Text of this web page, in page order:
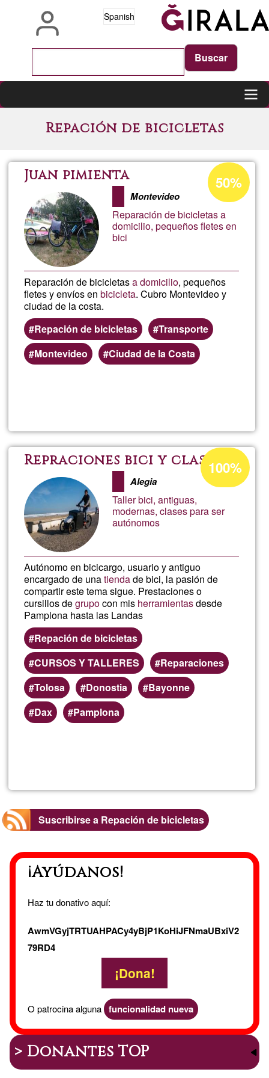
Spanish
navigation
Repación de bicicletas
Juan pimienta
Montevideo
Reparación de bicicletas a
domicilio, pequeños fletes en
bici
Reparación de bicicletasa domicilio, pequeños
fletes y envíos enbicicleta. Cubro Montevideo y
ciudad de la costa.
Repación de bicicletas
Transporte
Montevideo
Ciudad de la Costa
Porcentaje
de
aceptación
de
50%
Juan
Repraciones bici y clases
Alegia
Taller bici, antiguas,
modernas, clases para ser
autónomos
Autónomo en bicicargo, usuario y antiguo
encargado de unatiendade bici, la pasión de
compartir este tema sigue. Prestaciones o
cursillos degrupocon mis herramientasdesde
Pamplona hasta las Landas
Repación de bicicletas
CURSOS Y TALLERES
Reparaciones
Tolosa
Donostia
Bayonne
Dax
Pamplona
Porcentaje
de
aceptación
de
100%
bici
Suscribirse a Repación de bicicletas
¡Ayúdanos!
Haz tu donativo aquí:
AwmVGyjTRTUAHPACy4yBjP1KoHiJFNmaUBxiV2
79RD4
¡Dona!
O patrocina alguna funcionalidad nueva
> Donantes TOP